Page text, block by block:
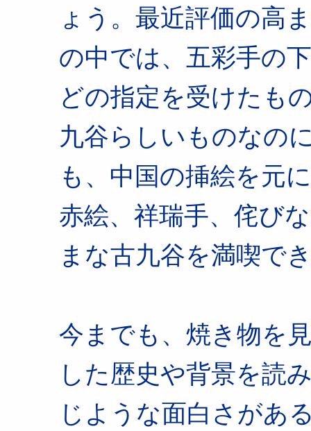
ょう。最近評価の高
の中では、五彩手の
どの指定を受けたも
九谷らしいものなの
も、中国の挿絵を元
赤絵、祥瑞手、侘び
まな古九谷を満喫で
今までも、焼き物を
した歴史や背景を読
じような面白さがあ